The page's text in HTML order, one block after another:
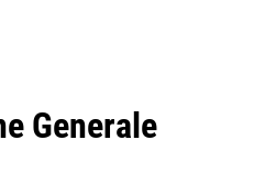
Generale